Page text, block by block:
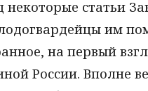
некоторые статьи
им
на первый
России. Вполне